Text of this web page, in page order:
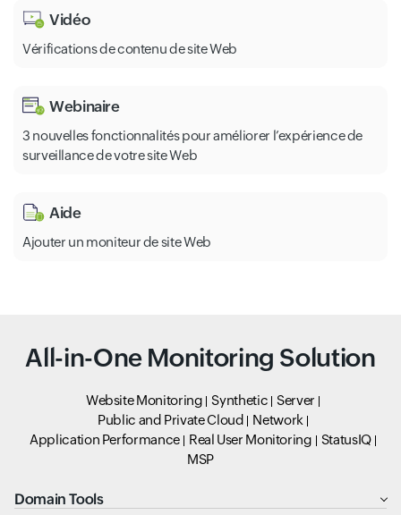
Vidéo
Vérifications de contenu de site Web
Webinaire
3 nouvelles fonctionnalités pour améliorer l’expérience de
surveillance de votre site Web
Aide
Ajouter un moniteur de site Web
All-in-One Monitoring Solution
Website Monitoring Synthetic
Server
Public and Private Cloud
Network
Application Performance
Real User Monitoring
StatusIQ
MSP
Domain Tools